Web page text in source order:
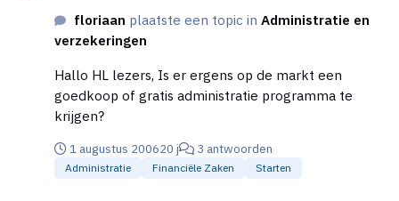
floriaan plaatste een topic inAdministratie en
verzekeringen
Hallo HL lezers, Is er ergens op de markt een
goedkoop of gratis administratie programma te
krijgen?
1 augustus 200620 j 3 antwoorden
Administratie Financiële Zaken Starten